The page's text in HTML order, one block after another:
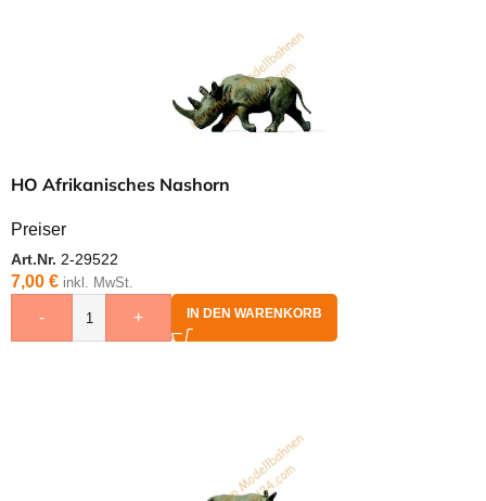
HO Afrikanisches Nashorn
Preiser
Art.Nr. 2-29522
7,00 € inkl. MwSt.
- + IN DEN WARENKORB